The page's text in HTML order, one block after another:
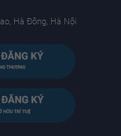
Hà Đông, Hà Nội